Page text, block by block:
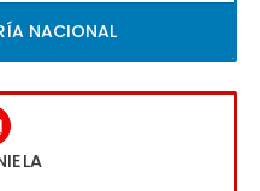
NACIONAL